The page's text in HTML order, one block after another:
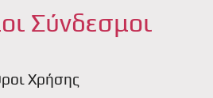
Σύνδεσμοι
Χρήσης